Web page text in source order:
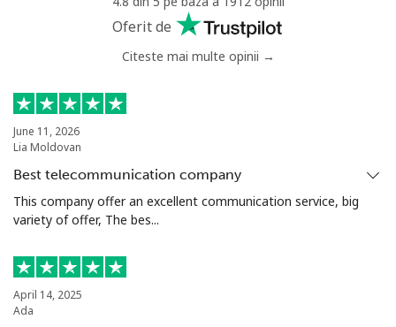
Oferit de
Citeste mai multe opinii →
June 11, 2026
Lia Moldovan
Best telecommunication company
This company offer an excellent communication service, big
variety of offer, The bes...
April 14, 2025
Ada